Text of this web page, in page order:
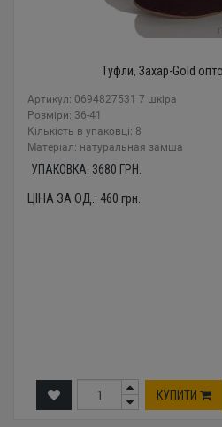
Туфли, Захар-Gold
Артикул: 0694827531 7 шкіра
Розміри: 36-41
Кількість в упаковці: 8
Mатеріал: натуральная замша
УПАКОВКА: 3680 ГРН.
ЦІНА ЗА ОД.: 460 грн.
КУПИТИ